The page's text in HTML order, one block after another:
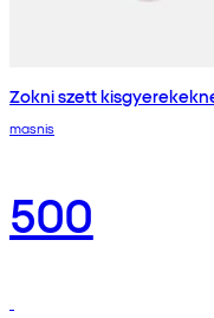
Zokni szett
masnis
500